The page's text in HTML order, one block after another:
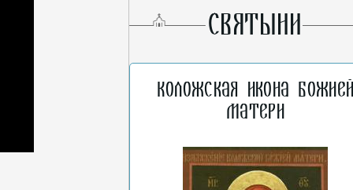
СВЯТЫНИ
Коложская икона
Матери